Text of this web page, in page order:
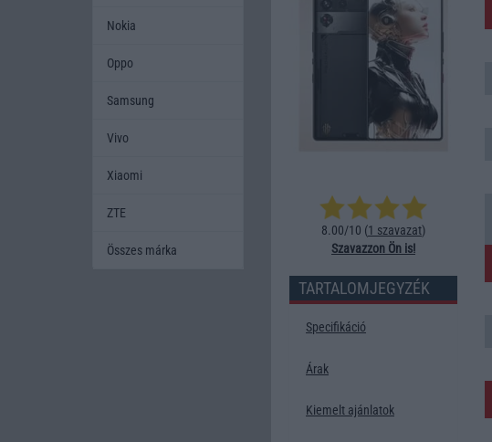
8.00/10 (1 szavazat)
Szavazzon Ön is!
TARTALOMJEGYZÉK
Specifikáció
Árak
Kiemelt ajánlatok
Nokia
Oppo
Samsung
Vivo
Xiaomi
ZTE
Összes márka